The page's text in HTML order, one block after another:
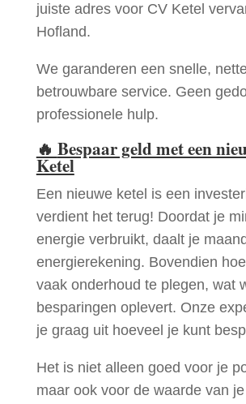
juiste adres voor CV Ketel
Hofland.
We garanderen een snelle,
betrouwbare service. Geen
professionele hulp.
🔥 Bespaar geld met een
Ketel
Een nieuwe ketel is een
verdient het terug! Doordat je
energie verbruikt, daalt je
energierekening. Bovendien
vaak onderhoud te plegen, wat
besparingen oplevert. Onze
je graag uit hoeveel je kunt
Het is niet alleen goed voor je
maar ook voor de waarde van